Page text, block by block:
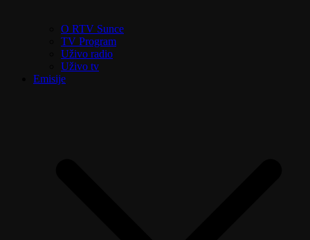
O RTV Sunce
TV Program
Uživo radio
Uživo tv
Emisije